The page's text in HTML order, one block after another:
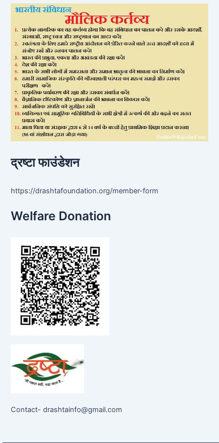
द्रष्टा फाउंडेशन
https://drashtafoundation.org/member-form
Welfare Donation
Contact- drashtainfo@gmail.com